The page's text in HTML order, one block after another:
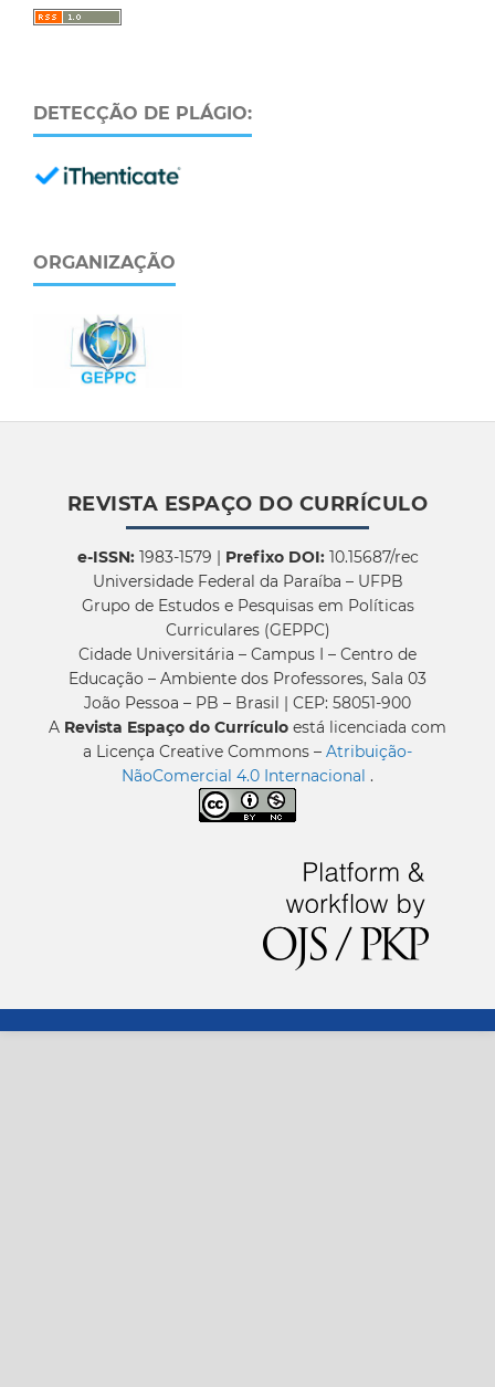
DETECÇÃO DE PLÁGIO:
ORGANIZAÇÃO
REVISTA ESPAÇO DO CURRÍCULO
e-ISSN:1983-1579 | Prefixo DOI:10.15687/rec
Universidade Federal da Paraíba – UFPB
Grupo de Estudos e Pesquisas em Políticas
Curriculares (GEPPC)
Cidade Universitária – Campus I – Centro de
Educação – Ambiente dos Professores, Sala 03
João Pessoa – PB – Brasil | CEP: 58051-900
A Revista Espaço do Currículo está licenciada com
a Licença Creative Commons – Atribuição-
NãoComercial 4.0 Internacional .